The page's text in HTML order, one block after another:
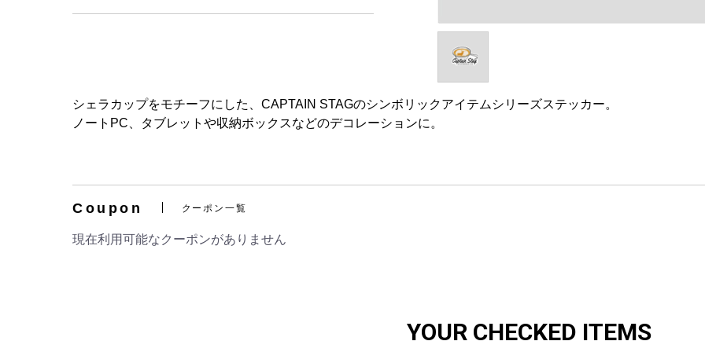
シェラカップをモチーフにした、CAPTAIN STAGのシンボリックアイテムシリーズステッカー。
ノートPC、タブレットや収納ボックスなどのデコレーションに。
Coupon クーポン一覧
現在利用可能なクーポンがありません
YOUR CHECKED ITEMS